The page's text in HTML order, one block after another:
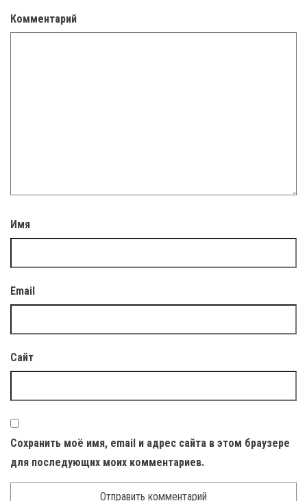
Комментарий
Имя
Email
Сайт
Сохранить моё имя, email и адрес сайта в этом браузере
для последующих моих комментариев.